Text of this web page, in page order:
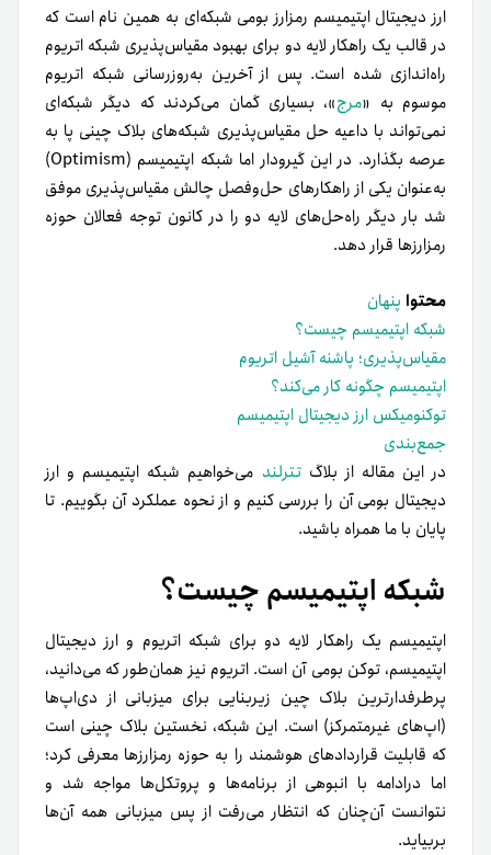
ارز دیجیتال اپتیمیسم رمزارز بومی شبکه‌ای به همین نام است که
در قالب یک راهکار لایه دو برای بهبود مقیاس‌پذیری شبکه اتریوم
راه‌اندازی شده است. پس از آخرین به‌روزرسانی شبکه اتریوم
موسوم به «مرج»، بسیاری گمان می‌کردند که دیگر شبکه‌ای
نمی‌تواند با داعیه حل مقیاس‌پذیری شبکه‌های بلاک چینی پا به
عرصه بگذارد. در این گیرودار اما شبکه اپتیمیسم (Optimism)
به‌عنوان یکی از راهکارهای حل‌وفصل چالش مقیاس‌پذیری موفق
شد بار دیگر راه‌حل‌های لایه دو را در کانون توجه فعالان حوزه
رمزارزها قرار دهد.
محتوا پنهان
شبکه اپتیمیسم چیست؟
مقیاس‌پذیری؛ پاشنه آشیل اتریوم
اپتیمیسم چگونه کار می‌کند؟
توکنومیکس ارز دیجیتال اپتیمیسم
جمع‌بندی
در این مقاله از بلاگتترلند می‌خواهیم شبکه اپتیمیسم و ارز
دیجیتال بومی آن را بررسی کنیم و از نحوه عملکرد آن بگوییم. تا
پایان با ما همراه باشید.
شبکه اپتیمیسم چیست؟
اپتیمیسم یک راهکار لایه دو برای شبکه اتریوم و ارز دیجیتال
اپتیمیسم، توکن بومی آن است. اتریوم نیز همان‌طور که می‌دانید،
پرطرفدارترین بلاک چین زیربنایی برای میزبانی از دی‌اپ‌ها
(اپ‌های غیرمتمرکز) است. این شبکه، نخستین بلاک چینی است
که قابلیت قراردادهای هوشمند را به حوزه رمزارزها معرفی کرد؛
اما درادامه با انبوهی از برنامه‌ها و پروتکل‌ها مواجه شد و
نتوانست آن‌چنان که انتظار می‌رفت از پس میزبانی همه آن‌ها
بربیاید.